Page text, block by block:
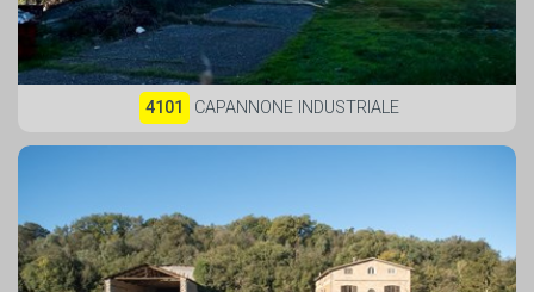
4101 CAPANNONE INDUSTRIALE